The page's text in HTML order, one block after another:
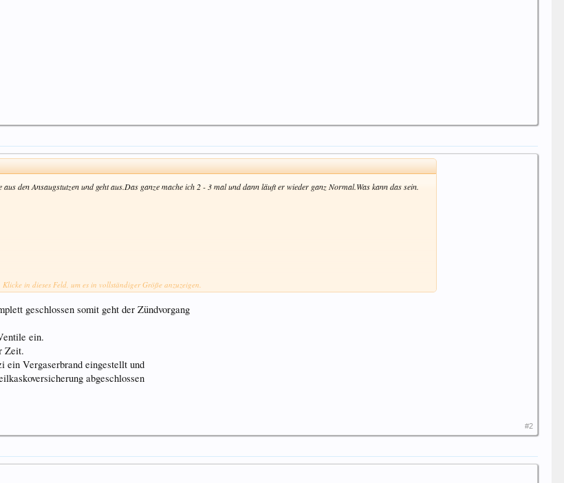
den Ansaugstutzen und geht aus.Das ganze mache ich 2 - 3 mal und dann läuft er wieder ganz Normal.Was kann das sein.
Klicke in dieses Feld, um es in vollständiger Größe anzuzeigen.
geschlossen somit geht der Zündvorgang
ein.
Zeit.
ein Vergaserbrand eingestellt und
abgeschlossen
#2